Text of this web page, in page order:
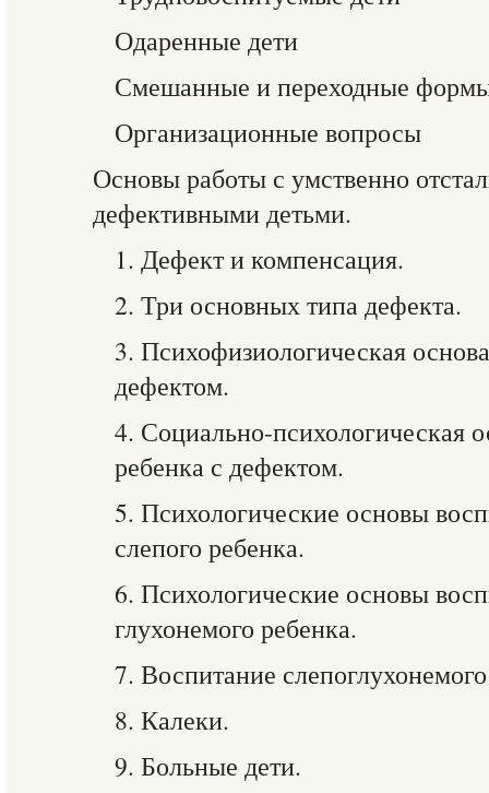
Одаренные дети
Смешанные и переходные
Организационные вопросы
Основы работы с умственно
дефективными детьми.
1. Дефект и компенсация.
2. Три основных типа дефекта.
3. Психофизиологическая
дефектом.
4. Социально-психологическая
ребенка с дефектом.
5. Психологические основы
слепого ребенка.
6. Психологические основы
глухонемого ребенка.
7. Воспитание
8. Калеки.
9. Больные дети.